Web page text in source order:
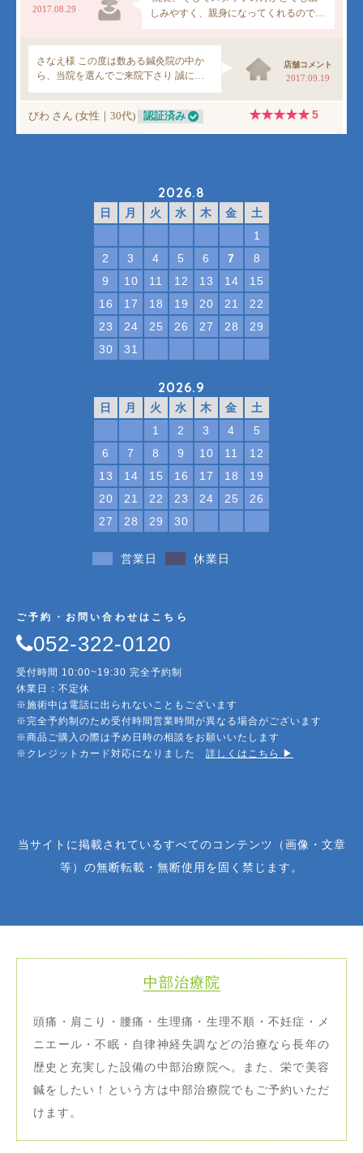
2026.8
日 月 火 水 木 金
土
1
2
3 4 5 6 7
8
9
10 11 12 13 14
15
16
17 18 19 20 21
22
23
24 25 26 27 28
29
30
31
2026.9
日 月 火 水 木 金
土
1
2 3 4
5
6
7 8 9 10 11
12
13
14 15 16 17 18
19
20
21 22 23 24 25
26
27
28 29 30
営業日 休業日
ご予約・お問い合わせはこちら
052-322-0120
受付時間 10:00~19:30 完全予約制
休業日：不定休
※施術中は電話に出られないこともございます
※完全予約制のため受付時間営業時間が異なる場合がございます
※商品ご購入の際は予め日時の相談をお願いいたします
※クレジットカード対応になりました 詳しくはこちら ▶︎
当サイトに掲載されているすべてのコンテンツ（画像・文章
等）の無断転載・無断使用を固く禁じます。
中部治療院
頭痛・肩こり・腰痛・生理痛・生理不順・不妊症・メ
ニエール・不眠・自律神経失調などの治療なら長年の
歴史と充実した設備の中部治療院へ。また、栄で美容
鍼をしたい！という方は中部治療院でもご予約いただ
けます。